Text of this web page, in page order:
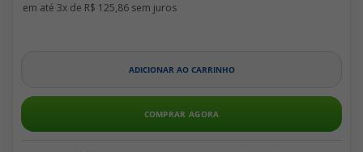
3x de R$ 125,86
ADICIONAR AO CARRINHO
COMPRAR AGORA